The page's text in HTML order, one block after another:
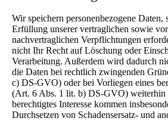
Wir speichern personenbezogene Daten,
Erfüllung unserer vertraglichen sowie
nachvertraglichen Verpflichtungen
nicht Ihr Recht auf Löschung oder
Verarbeitung. Außerdem wird dadurch
die Daten bei rechtlich zwingenden
c) DS-GVO) oder bei Vorliegen eines
(Art. 6 Abs. 1 lit. b) DS-GVO) weiterhin
berechtigtes Interesse kommen
Durchsetzen von Schadensersatz- und